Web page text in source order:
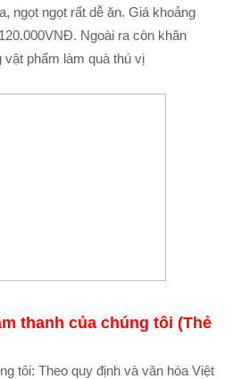
ngọt ngọt rất dễ ăn. Giá khoảng
Ngoài ra còn khăn
vật phẩm làm quà thú vị
thanh của chúng tôi (Thẻ
tôi: Theo quy định và văn hóa Việt